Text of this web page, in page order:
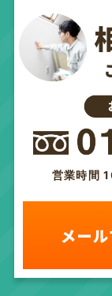
営業時間